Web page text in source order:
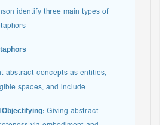
identify three main types of
abstract concepts as entities,
spaces, and include:
Objectifying:Giving abstract